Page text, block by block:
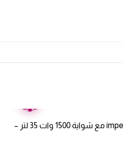
فرن كهربائي impex مع شواية 1500 وات 35 لتر –